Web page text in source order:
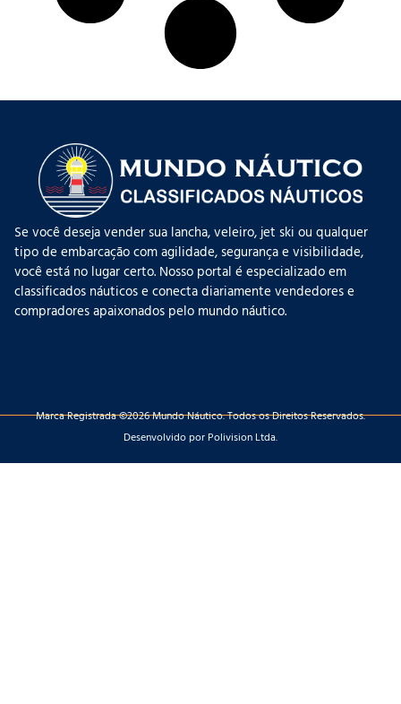
Se você deseja vender sua lancha, veleiro, jet ski ou qualquer
tipo de embarcação com agilidade, segurança e visibilidade,
você está no lugar certo. Nosso portal é especializado em
classificados náuticos e conecta diariamente vendedores e
compradores apaixonados pelo mundo náutico.
Marca Registrada ©2026 Mundo Náutico. Todos os Direitos Reservados.
Desenvolvido por Polivision Ltda.